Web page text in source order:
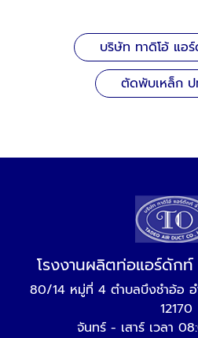
บริษัท ทาดิโอ้ แอ
ตัดพับเหล็ก ป
โรงงานผลิตท่อแอร์ดัก
80/14 หมู่ที่ 4 ตำบลบึงชำอ้อ อ
12170
จันทร์ - เสาร์ เวลา